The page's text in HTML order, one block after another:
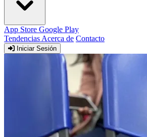
App Store Google Play
Tendencias Acerca de Contacto
Iniciar Sesión